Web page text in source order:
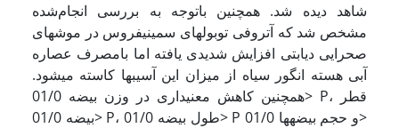
شاهد دیده شد. همچنین باتوجه به بررسی انجام‌شده
مشخص شد که آتروفی توبول­های سمینیفروس در موش­های
صحرایی دیابتی افزایش شدیدی یافته اما بامصرف عصاره
آبی هسته انگور سیاه از میزان این آسیب­ها کاسته می­شود.
همچنین کاهش معنی­داری در وزن بیضه 01/0> P، قطر
بیضه 01/0> P، طول بیضه 01/0> P و حجم بیضه­ها 01/0>